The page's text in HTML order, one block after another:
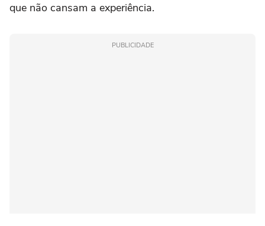
que não cansam a experiência.
PUBLICIDADE